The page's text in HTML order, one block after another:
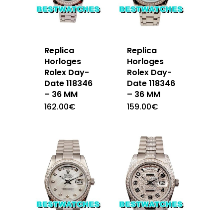
Replica
Horloges
Rolex Day-
Date 118346
– 36 MM
162.00€
Replica
Horloges
Rolex Day-
Date 118346
– 36 MM
159.00€